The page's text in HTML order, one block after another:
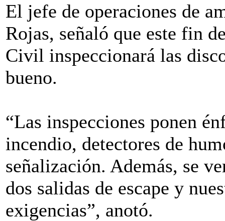
El jefe de operaciones de
Rojas, señaló que este fin
Civil inspeccionará las
bueno.
“Las inspecciones ponen
incendio, detectores de
señalización. Además, se
dos salidas de escape y
exigencias”, anotó.